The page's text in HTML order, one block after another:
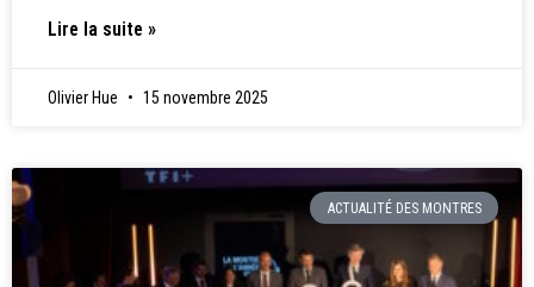
Lire la suite »
Olivier Hue 15 novembre 2025
ACTUALITÉ DES MONTRES